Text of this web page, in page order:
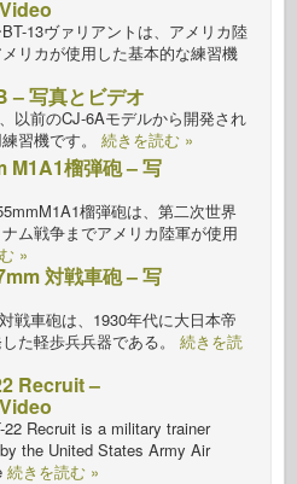
13ヴァリアントは、アメリカ陸
リカが使用した基本的な練習機
– 写真とビデオ
以前のCJ-6Aモデルから開発され
習機です。 続きを読む »
M1A1榴弾砲 – 写
榴弾砲は、第二次世界
ム戦争までアメリカ陸軍が使用
»
対戦車砲 – 写
戦車砲は、1930年代に大日本帝
た軽歩兵兵器である。 続きを読
Recruit –
22 Recruit is a military trainer
the United States Army Air
続きを読む »